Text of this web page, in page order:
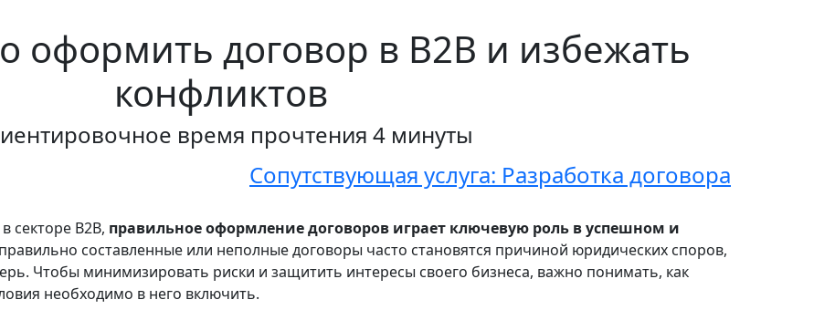
оформить договор в B2B и избежать
конфликтов
время прочтения 4 минуты
Сопутствующая услуга: Разработка договора
секторе B2B, правильное оформление договоров играет ключевую роль в успешном и
составленные или неполные договоры часто становятся причиной юридических споров,
Чтобы минимизировать риски и защитить интересы своего бизнеса, важно понимать, как
необходимо в него включить.